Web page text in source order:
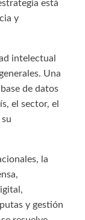
está
y
intelectual
Una
de datos
el sector, el
la
y gestión